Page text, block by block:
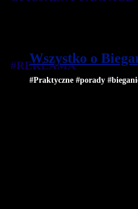
Wszystko o
#Praktyczne #porady
#REKLAMA